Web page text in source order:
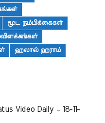
மூட நம்பிக்கைகள்
விளக்கங்கள்
ஹலால் ஹராம்
Video Daily – 18-11-